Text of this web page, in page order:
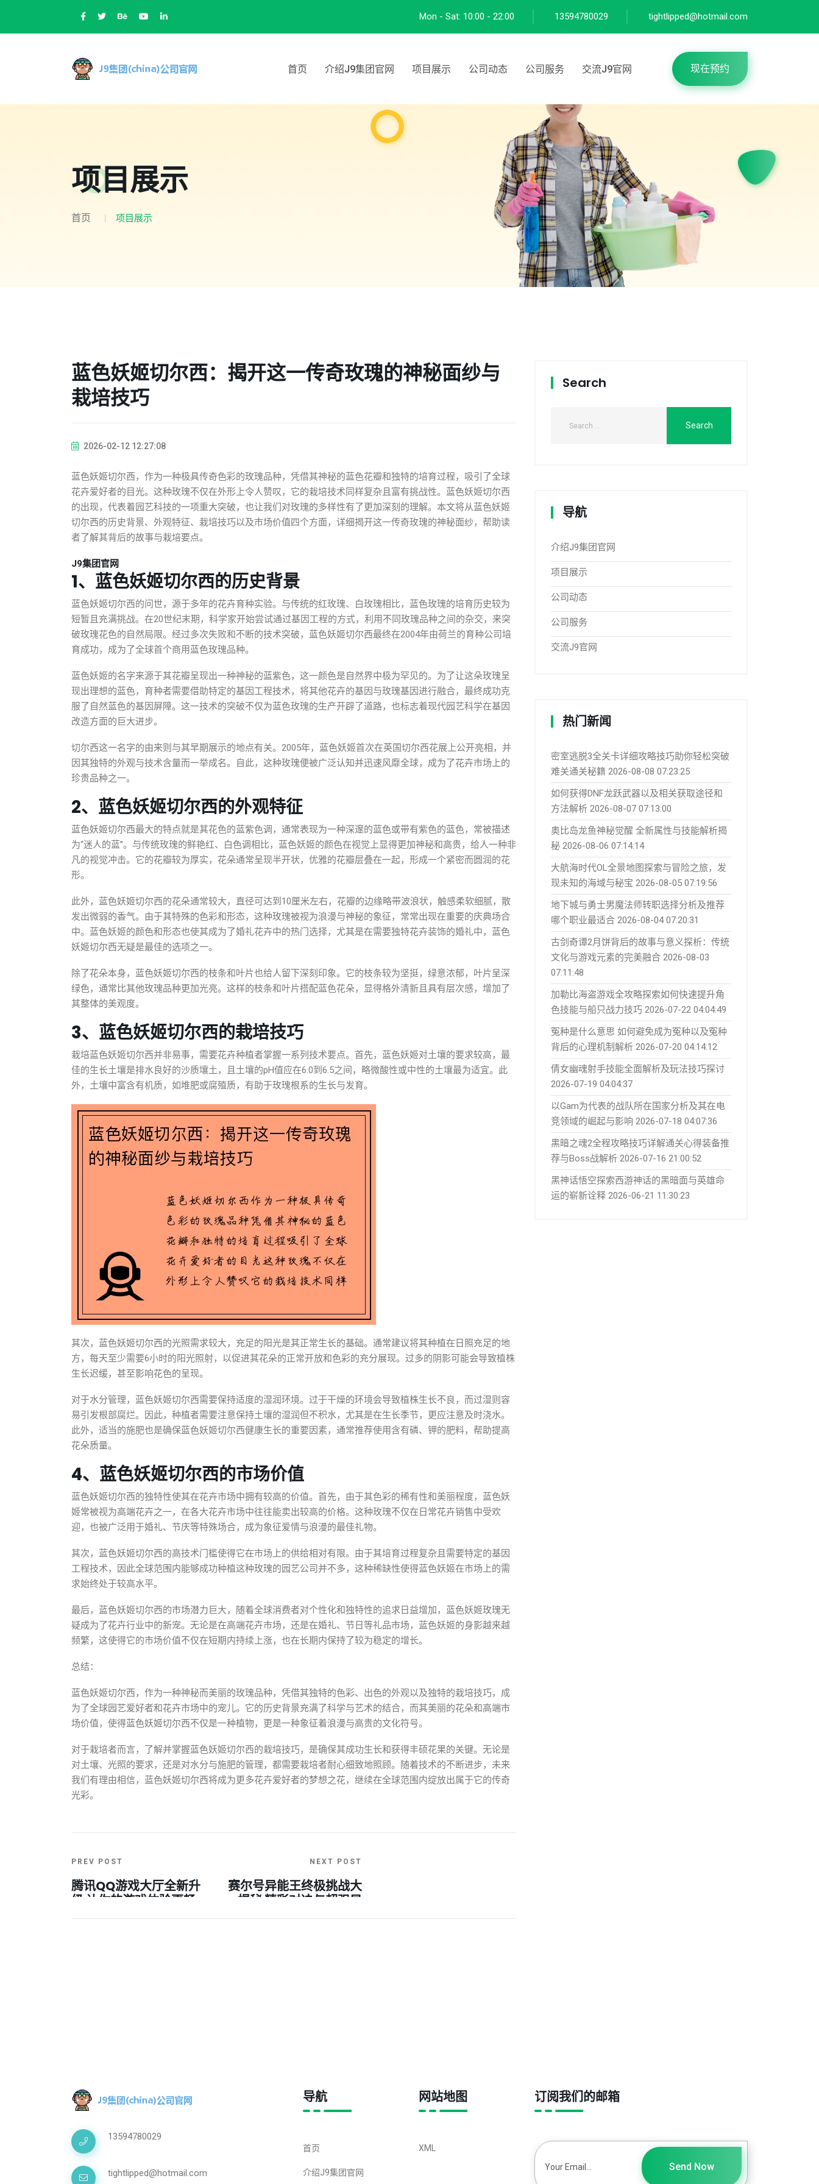
Mon - Sat: 10:00 - 22:00 13594780029 tightlipped@hotmail.com
首页 介绍J9集团官网 项目展示 公司动态 公司服务 交流J9官网 现在预约
项目展示
首页 项目展示
蓝色妖姬切尔西：揭开这一传奇玫瑰的神秘面纱与
栽培技巧
2026-02-12 12:27:08
蓝色妖姬切尔西，作为一种极具传奇色彩的玫瑰品种，凭借其神秘的蓝色花瓣和独特的培育过程，吸引了全球
花卉爱好者的目光。这种玫瑰不仅在外形上令人赞叹，它的栽培技术同样复杂且富有挑战性。蓝色妖姬切尔西
的出现，代表着园艺科技的一项重大突破，也让我们对玫瑰的多样性有了更加深刻的理解。本文将从蓝色妖姬
切尔西的历史背景、外观特征、栽培技巧以及市场价值四个方面，详细揭开这一传奇玫瑰的神秘面纱，帮助读
者了解其背后的故事与栽培要点。
J9集团官网
1、蓝色妖姬切尔西的历史背景
蓝色妖姬切尔西的问世，源于多年的花卉育种实验。与传统的红玫瑰、白玫瑰相比，蓝色玫瑰的培育历史较为
短暂且充满挑战。在20世纪末期，科学家开始尝试通过基因工程的方式，利用不同玫瑰品种之间的杂交，来突
破玫瑰花色的自然局限。经过多次失败和不断的技术突破，蓝色妖姬切尔西最终在2004年由荷兰的育种公司培
育成功，成为了全球首个商用蓝色玫瑰品种。
蓝色妖姬的名字来源于其花瓣呈现出一种神秘的蓝紫色，这一颜色是自然界中极为罕见的。为了让这朵玫瑰呈
现出理想的蓝色，育种者需要借助特定的基因工程技术，将其他花卉的基因与玫瑰基因进行融合，最终成功克
服了自然蓝色的基因屏障。这一技术的突破不仅为蓝色玫瑰的生产开辟了道路，也标志着现代园艺科学在基因
改造方面的巨大进步。
切尔西这一名字的由来则与其早期展示的地点有关。2005年，蓝色妖姬首次在英国切尔西花展上公开亮相，并
因其独特的外观与技术含量而一举成名。自此，这种玫瑰便被广泛认知并迅速风靡全球，成为了花卉市场上的
珍贵品种之一。
2、蓝色妖姬切尔西的外观特征
蓝色妖姬切尔西最大的特点就是其花色的蓝紫色调，通常表现为一种深邃的蓝色或带有紫色的蓝色，常被描述
为“迷人的蓝”。与传统玫瑰的鲜艳红、白色调相比，蓝色妖姬的颜色在视觉上显得更加神秘和高贵，给人一种非
凡的视觉冲击。它的花瓣较为厚实，花朵通常呈现半开状，优雅的花瓣层叠在一起，形成一个紧密而圆润的花
形。
此外，蓝色妖姬切尔西的花朵通常较大，直径可达到10厘米左右，花瓣的边缘略带波浪状，触感柔软细腻，散
发出微弱的香气。由于其特殊的色彩和形态，这种玫瑰被视为浪漫与神秘的象征，常常出现在重要的庆典场合
中。蓝色妖姬的颜色和形态也使其成为了婚礼花卉中的热门选择，尤其是在需要独特花卉装饰的婚礼中，蓝色
妖姬切尔西无疑是最佳的选项之一。
除了花朵本身，蓝色妖姬切尔西的枝条和叶片也给人留下深刻印象。它的枝条较为坚挺，绿意浓郁，叶片呈深
绿色，通常比其他玫瑰品种更加光亮。这样的枝条和叶片搭配蓝色花朵，显得格外清新且具有层次感，增加了
其整体的美观度。
3、蓝色妖姬切尔西的栽培技巧
栽培蓝色妖姬切尔西并非易事，需要花卉种植者掌握一系列技术要点。首先，蓝色妖姬对土壤的要求较高，最
佳的生长土壤是排水良好的沙质壤土，且土壤的pH值应在6.0到6.5之间，略微酸性或中性的土壤最为适宜。此
外，土壤中富含有机质，如堆肥或腐殖质，有助于玫瑰根系的生长与发育。
其次，蓝色妖姬切尔西的光照需求较大，充足的阳光是其正常生长的基础。通常建议将其种植在日照充足的地
方，每天至少需要6小时的阳光照射，以促进其花朵的正常开放和色彩的充分展现。过多的阴影可能会导致植株
生长迟缓，甚至影响花色的呈现。
对于水分管理，蓝色妖姬切尔西需要保持适度的湿润环境。过于干燥的环境会导致植株生长不良，而过湿则容
易引发根部腐烂。因此，种植者需要注意保持土壤的湿润但不积水，尤其是在生长季节，更应注意及时浇水。
此外，适当的施肥也是确保蓝色妖姬切尔西健康生长的重要因素，通常推荐使用含有磷、钾的肥料，帮助提高
花朵质量。
4、蓝色妖姬切尔西的市场价值
蓝色妖姬切尔西的独特性使其在花卉市场中拥有较高的价值。首先，由于其色彩的稀有性和美丽程度，蓝色妖
姬常被视为高端花卉之一，在各大花卉市场中往往能卖出较高的价格。这种玫瑰不仅在日常花卉销售中受欢
迎，也被广泛用于婚礼、节庆等特殊场合，成为象征爱情与浪漫的最佳礼物。
其次，蓝色妖姬切尔西的高技术门槛使得它在市场上的供给相对有限。由于其培育过程复杂且需要特定的基因
工程技术，因此全球范围内能够成功种植这种玫瑰的园艺公司并不多，这种稀缺性使得蓝色妖姬在市场上的需
求始终处于较高水平。
最后，蓝色妖姬切尔西的市场潜力巨大，随着全球消费者对个性化和独特性的追求日益增加，蓝色妖姬玫瑰无
疑成为了花卉行业中的新宠。无论是在高端花卉市场，还是在婚礼、节日等礼品市场，蓝色妖姬的身影越来越
频繁，这使得它的市场价值不仅在短期内持续上涨，也在长期内保持了较为稳定的增长。
总结：
蓝色妖姬切尔西，作为一种神秘而美丽的玫瑰品种，凭借其独特的色彩、出色的外观以及独特的栽培技巧，成
为了全球园艺爱好者和花卉市场中的宠儿。它的历史背景充满了科学与艺术的结合，而其美丽的花朵和高端市
场价值，使得蓝色妖姬切尔西不仅是一种植物，更是一种象征着浪漫与高贵的文化符号。
对于栽培者而言，了解并掌握蓝色妖姬切尔西的栽培技巧，是确保其成功生长和获得丰硕花果的关键。无论是
对土壤、光照的要求，还是对水分与施肥的管理，都需要栽培者耐心细致地照顾。随着技术的不断进步，未来
我们有理由相信，蓝色妖姬切尔西将成为更多花卉爱好者的梦想之花，继续在全球范围内绽放出属于它的传奇
光彩。
PREV POST
腾讯QQ游戏大厅全新升
级 让你的游戏体验更畅
NEXT POST
赛尔号异能王终极挑战大
揭秘 精彩对决与超强异
Search
导航
介绍J9集团官网
项目展示
公司动态
公司服务
交流J9官网
热门新闻
密室逃脱3全关卡详细攻略技巧助你轻松突破
难关通关秘籍 2026-08-08 07:23:25
如何获得DNF龙跃武器以及相关获取途径和
方法解析 2026-08-07 07:13:00
奥比岛龙鱼神秘觉醒 全新属性与技能解析揭
秘 2026-08-06 07:14:14
大航海时代OL全景地图探索与冒险之旅，发
现未知的海域与秘宝 2026-08-05 07:19:56
地下城与勇士男魔法师转职选择分析及推荐
哪个职业最适合 2026-08-04 07:20:31
古剑奇谭2月饼背后的故事与意义探析：传统
文化与游戏元素的完美融合 2026-08-03
07:11:48
加勒比海盗游戏全攻略探索如何快速提升角
色技能与船只战力技巧 2026-07-22 04:04:49
冤种是什么意思 如何避免成为冤种以及冤种
背后的心理机制解析 2026-07-20 04:14:12
倩女幽魂射手技能全面解析及玩法技巧探讨
2026-07-19 04:04:37
以Gam为代表的战队所在国家分析及其在电
竞领域的崛起与影响 2026-07-18 04:07:36
黑暗之魂2全程攻略技巧详解通关心得装备推
荐与Boss战解析 2026-07-16 21:00:52
黑神话悟空探索西游神话的黑暗面与英雄命
运的崭新诠释 2026-06-21 11:30:23
13594780029
tightlipped@hotmail.com
导航
首页
介绍J9集团官网
网站地图
XML
订阅我们的邮箱
Send Now